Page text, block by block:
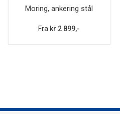
Moring, ankering stål
Fra kr 2 899,-